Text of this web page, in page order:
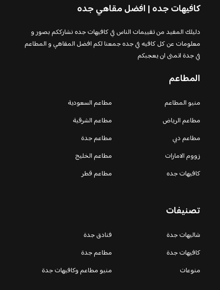
كافيهات جده | افضل مقاهي جده
دليلك المفيد من تقييمات الناس في كافيهات جده نشارككم بصور و
معلومات عن كل كافيه في جده جمعنا لكم افضل المقاهي و المطاعم
في جدة اتمنى ان يعجبكم
المطاعم
منيو المطاعم
مطاعم السعودية
مطاعم الرياض
مطاعم الشرقية
مطاعم دبي
مطاعم جدة
زووم الامارات
مطاعم الخليج
كافيهات جده
مطاعم قطر
تصنيفات
شاليهات جدة
فنادق جدة
كافيهات جدة
مطاعم جدة
منوعات
منيو مطاعم وكافيهات جدة